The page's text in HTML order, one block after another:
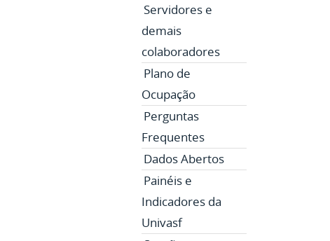
Servidores e
demais
colaboradores
Plano de
Ocupação
Perguntas
Frequentes
Dados Abertos
Painéis e
Indicadores da
Univasf